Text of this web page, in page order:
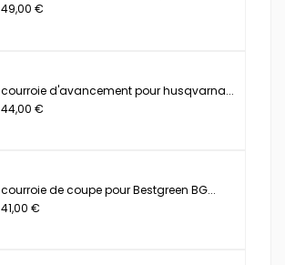
49,00 €
courroie d'avancement pour husqvarna...
44,00 €
courroie de coupe pour Bestgreen BG...
41,00 €